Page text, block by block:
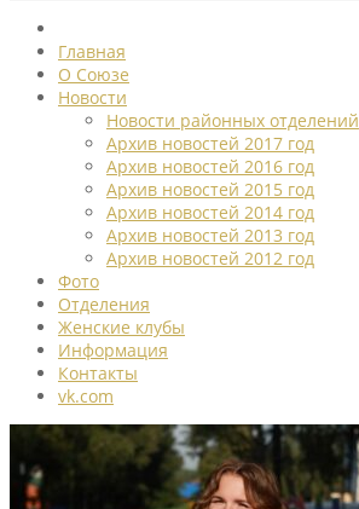
Главная
О Союзе
Новости
Новости районных отделений
Архив новостей 2017 год
Архив новостей 2016 год
Архив новостей 2015 год
Архив новостей 2014 год
Архив новостей 2013 год
Архив новостей 2012 год
Фото
Отделения
Женские клубы
Информация
Контакты
vk.com